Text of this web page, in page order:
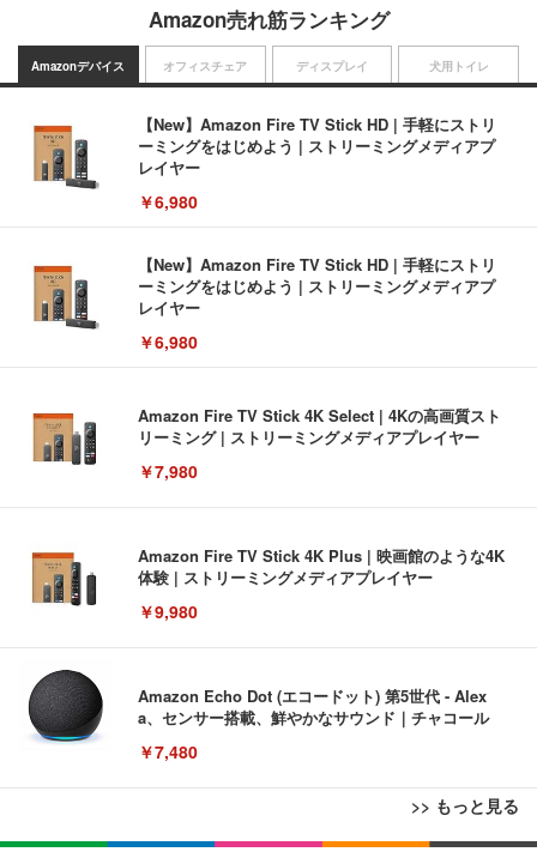
Amazon売れ筋ランキング
Amazonデバイス
【New】Amazon Fire TV Stick HD | 手軽にストリ
ーミングをはじめよう | ストリーミングメディアプ
レイヤー
￥6,980
【New】Amazon Fire TV Stick HD | 手軽にストリ
ーミングをはじめよう | ストリーミングメディアプ
レイヤー
￥6,980
Amazon Fire TV Stick 4K Select | 4Kの高画質スト
リーミング | ストリーミングメディアプレイヤー
￥7,980
Amazon Fire TV Stick 4K Plus | 映画館のような4K
体験 | ストリーミングメディアプレイヤー
￥9,980
Amazon Echo Dot (エコードット) 第5世代 - Alex
a、センサー搭載、鮮やかなサウンド｜チャコール
￥7,480
>> もっと見る
オフィスチェア
[EdoErgo] オフィスチェア 椅子 テレワーク 疲れな
ディスプレイ
EIZO ビジネス向けプレミアムモニター | FlexScan
犬用トイレ